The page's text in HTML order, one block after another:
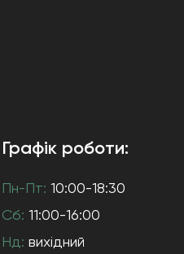
Графік роботи:
Пн-Пт: 10:00-18:30
Сб: 11:00-16:00
Нд: вихідний